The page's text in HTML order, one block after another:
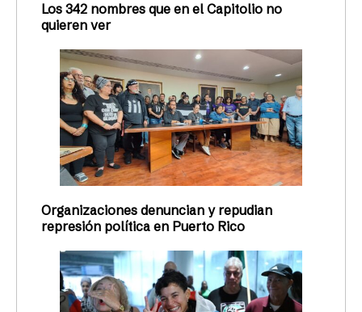
Los 342 nombres que en el Capitolio no
quieren ver
Organizaciones denuncian y repudian
represión política en Puerto Rico